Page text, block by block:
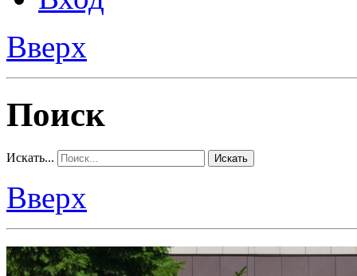
Вверх
Поиск
Искать... Искать
Вверх